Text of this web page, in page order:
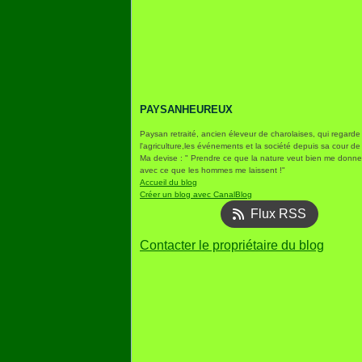
PAYSANHEUREUX
Paysan retraité, ancien éleveur de charolaises, qui regarde
l'agriculture,les événements et la société depuis sa cour de
Ma devise : " Prendre ce que la nature veut bien me
avec ce que les hommes me laissent !"
Accueil du blog
Créer un blog avec CanalBlog
Flux RSS
Contacter le propriétaire du blog